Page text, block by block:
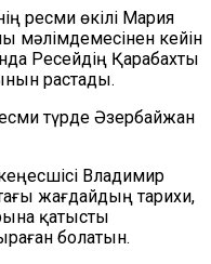
ресми өкілі Мария
мәлімдемесінен кейін
Ресейдің Қарабахты
растады.
түрде Әзербайжан
Владимир
жағдайдың тарихи,
қатысты
болатын.